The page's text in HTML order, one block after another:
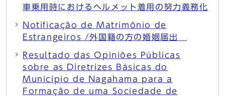
車乗用時におけるヘルメット着用の努力義務化
Notificação de Matrimônio de
Estrangeiros /外国籍の方の婚姻届出
Resultado das Opiniões Públicas
sobre as Diretrizes Básicas do
Município de Nagahama para a
Formação de uma Sociedade de